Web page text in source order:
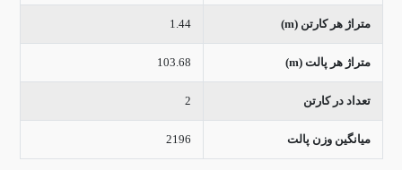
متراژ هر کارتن (m) 1.44
متراژ هر پالت (m) 103.68
تعداد در کارتن 2
میانگین وزن پالت 2196